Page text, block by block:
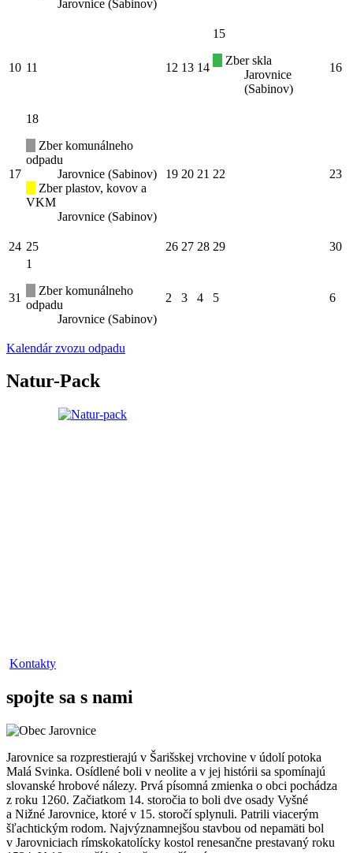
Jarovnice (Sabinov)
10 11 12 13 14
15
Zber skla
Jarovnice
(Sabinov)
16
17
18
Zber komunálneho
odpadu
Jarovnice (Sabinov)
Zber plastov, kovov a
VKM
Jarovnice (Sabinov)
19 20 21 22 23
24 25 26 27 28 29 30
31
1
Zber komunálneho
odpadu
Jarovnice (Sabinov)
2 3 4 5 6
Kalendár zvozu odpadu
Natur-Pack
Kontakty
spojte sa s nami
Jarovnice sa rozprestierajú v Šarišskej vrchovine v údolí potoka
Malá Svinka. Osídlené boli v neolite a v jej histórii sa spomínajú
slovanské hrobové nálezy. Prvá písomná zmienka o obci pochádza
z roku 1260. Začiatkom 14. storočia to boli dve osady Vyšné
a Nižné Jarovnice, ktoré v 15. storočí splynuli. Patrili viacerým
šľachtickým rodom. Najvýznamnejšou stavbou od nepamäti bol
v Jarovniciach rímskokatolícky kostol renesančne prestavaný roku